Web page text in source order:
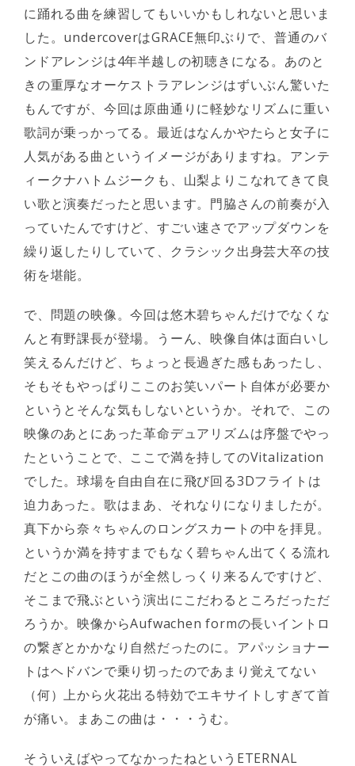
に踊れる曲を練習してもいいかもしれないと思いま
した。undercoverはGRACE無印ぶりで、普通のバ
ンドアレンジは4年半越しの初聴きになる。あのと
きの重厚なオーケストラアレンジはずいぶん驚いた
もんですが、今回は原曲通りに軽妙なリズムに重い
歌詞が乗っかってる。最近はなんかやたらと女子に
人気がある曲というイメージがありますね。アンテ
ィークナハトムジークも、山梨よりこなれてきて良
い歌と演奏だったと思います。門脇さんの前奏が入
っていたんですけど、すごい速さでアップダウンを
繰り返したりしていて、クラシック出身芸大卒の技
術を堪能。
で、問題の映像。今回は悠木碧ちゃんだけでなくな
んと有野課長が登場。うーん、映像自体は面白いし
笑えるんだけど、ちょっと長過ぎた感もあったし、
そもそもやっぱりここのお笑いパート自体が必要か
というとそんな気もしないというか。それで、この
映像のあとにあった革命デュアリズムは序盤でやっ
たということで、ここで満を持してのVitalization
でした。球場を自由自在に飛び回る3Dフライトは
迫力あった。歌はまあ、それなりになりましたが。
真下から奈々ちゃんのロングスカートの中を拝見。
というか満を持すまでもなく碧ちゃん出てくる流れ
だとこの曲のほうが全然しっくり来るんですけど、
そこまで飛ぶという演出にこだわるところだっただ
ろうか。映像からAufwachen formの長いイントロ
の繋ぎとかかなり自然だったのに。アパッショナー
トはヘドバンで乗り切ったのであまり覚えてない
（何）上から火花出る特効でエキサイトしすぎて首
が痛い。まあこの曲は・・・うむ。
そういえばやってなかったねというETERNAL